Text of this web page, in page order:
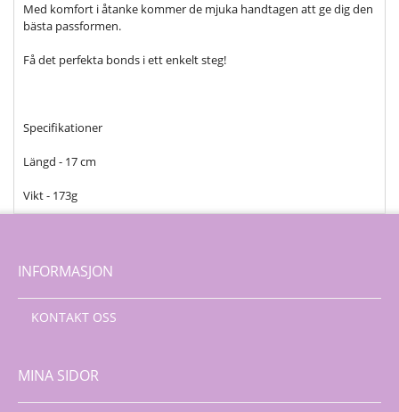
Med komfort i åtanke kommer de mjuka handtagen att ge dig den
bästa passformen.
Få det perfekta bonds i ett enkelt steg!
Specifikationer
Längd - 17 cm
Vikt - 173g
INFORMASJON
KONTAKT OSS
MINA SIDOR